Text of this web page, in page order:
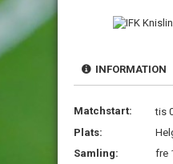
INFORMATION
Matchstart:
tis
Plats:
Samling:
fre